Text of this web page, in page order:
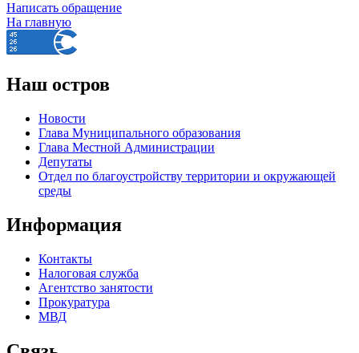
Написать обращение
На главную
Наш остров
Новости
Глава Муниципального образования
Глава Местной Администрации
Депутаты
Отдел по благоустройству территории и окружающей
среды
Информация
Контакты
Налоговая служба
Агентство занятости
Прокуратура
МВД